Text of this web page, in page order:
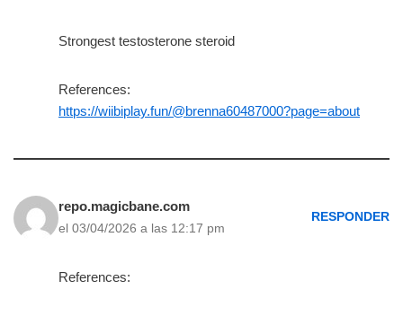
Strongest testosterone steroid
References:
https://wiibiplay.fun/@brenna60487000?page=about
repo.magicbane.com
el 03/04/2026 a las 12:17 pm
RESPONDER
References: